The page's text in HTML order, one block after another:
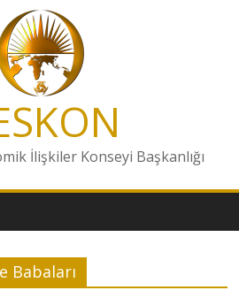
İlişkiler Konseyi Başkanlığı
Babaları